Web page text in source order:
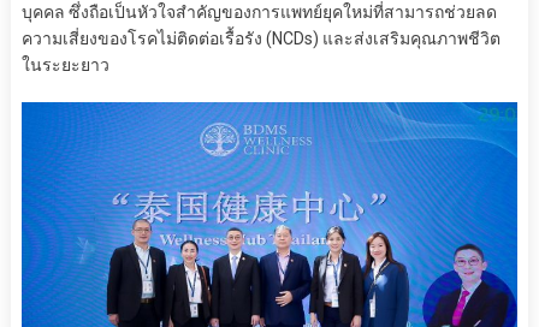
บุคคล ซึ่งถือเป็นหัวใจสำคัญของการแพทย์ยุคใหม่ที่สามารถช่วยลด
ความเสี่ยงของโรคไม่ติดต่อเรื้อรัง (NCDs) และส่งเสริมคุณภาพชีวิต
ในระยะยาว